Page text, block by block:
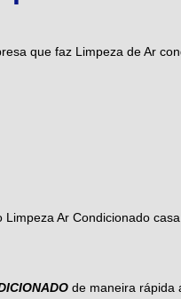
que faz Limpeza de Ar
de maneira rápida